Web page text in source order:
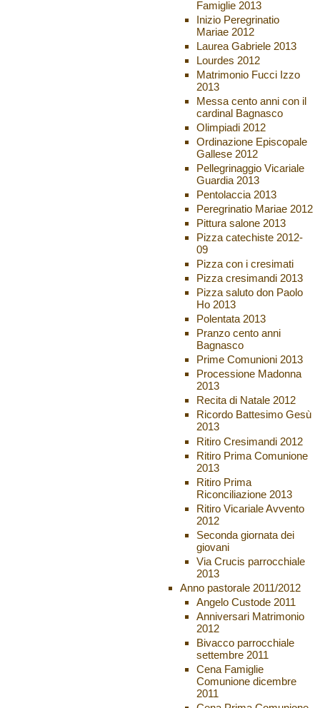
Famiglie 2013
Inizio Peregrinatio
Mariae 2012
Laurea Gabriele 2013
Lourdes 2012
Matrimonio Fucci Izzo
2013
Messa cento anni con il
cardinal Bagnasco
Olimpiadi 2012
Ordinazione Episcopale
Gallese 2012
Pellegrinaggio Vicariale
Guardia 2013
Pentolaccia 2013
Peregrinatio Mariae 2012
Pittura salone 2013
Pizza catechiste 2012-
09
Pizza con i cresimati
Pizza cresimandi 2013
Pizza saluto don Paolo
Ho 2013
Polentata 2013
Pranzo cento anni
Bagnasco
Prime Comunioni 2013
Processione Madonna
2013
Recita di Natale 2012
Ricordo Battesimo Gesù
2013
Ritiro Cresimandi 2012
Ritiro Prima Comunione
2013
Ritiro Prima
Riconciliazione 2013
Ritiro Vicariale Avvento
2012
Seconda giornata dei
giovani
Via Crucis parrocchiale
2013
Anno pastorale 2011/2012
Angelo Custode 2011
Anniversari Matrimonio
2012
Bivacco parrocchiale
settembre 2011
Cena Famiglie
Comunione dicembre
2011